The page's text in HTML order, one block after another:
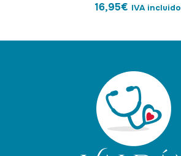
16,95€ IVA incluido